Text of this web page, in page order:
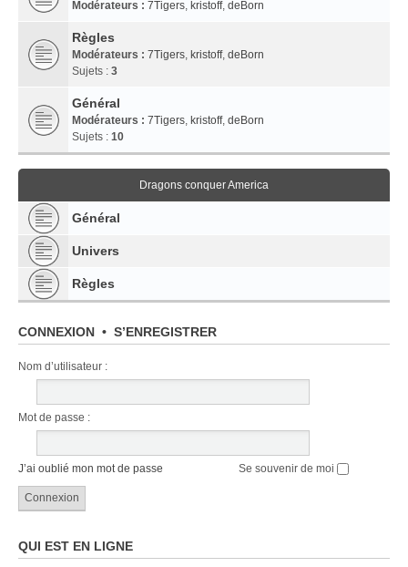
Modérateurs : 7Tigers, kristoff, deBorn
Règles
Modérateurs : 7Tigers, kristoff, deBorn
Sujets : 3
Général
Modérateurs : 7Tigers, kristoff, deBorn
Sujets : 10
Dragons conquer America
Général
Univers
Règles
CONNEXION • S’ENREGISTRER
Nom d’utilisateur :
Mot de passe :
J’ai oublié mon mot de passe Se souvenir de moi
QUI EST EN LIGNE